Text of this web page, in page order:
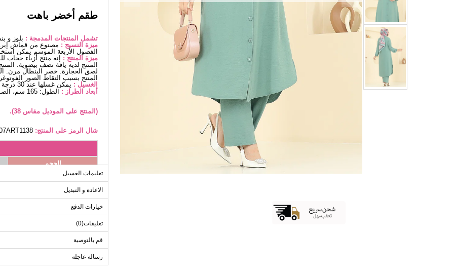
طقم أخضر باهت
تشمل المنتجات المدمجة : بلوز و
ميزة النسيج : مصنوع من قماش
الفصول الأربعة الموسم يمكن
ميزة المنتج : إنه منتج أزياء حجاب
المنتج لديه ياقة نصف بيضوية.
لصق الحجارة. خصر البنطال مرن.
المنتج بسبب التقاط الصور
الغسيل : يمكن غسلها عند 30 درجة دون كتابة. (غسيل دقيق)
أبعاد الطراز : الطول: 165 سم، الصدر: 88 سم، الخصر68، الوركين: 99 سم، الوزن: 56 كغ
(المنتج على الموديل مقاس 38).
شال الرمز على المنتج:
الحجم
44
تعليمات الغسيل
الاعادة و التبديل
خيارات الدفع
تعليقات(0)
قم بالتوصية
رسالة عاجلة